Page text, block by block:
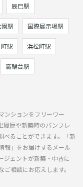
辰巳駅
駅 国際展示場駅
駅 浜松町駅
高輪台駅
ンションをフリーワー
履歴や新築時のパンフレ
べることができます。「新
報」をお届けするメール
ジェントが新築・中古に
相談にお応えします。